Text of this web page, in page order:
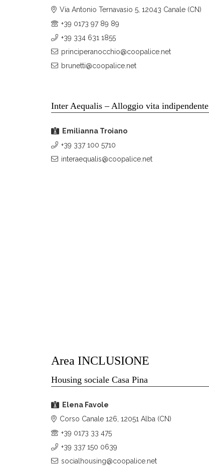
Via Antonio Ternavasio 5, 12043 Canale (CN)
+39 0173 97 89 89
+39 334 631 1855
principeranocchio@coopalice.net
brunetti@coopalice.net
Inter Aequalis – Alloggio vita indipendente
Emilianna Troiano
+39 337 100 5710
interaequalis@coopalice.net
Area INCLUSIONE
Housing sociale Casa Pina
Elena Favole
Corso Canale 126, 12051 Alba (CN)
+39 0173 33 475
+39 337 150 0639
socialhousing@coopalice.net